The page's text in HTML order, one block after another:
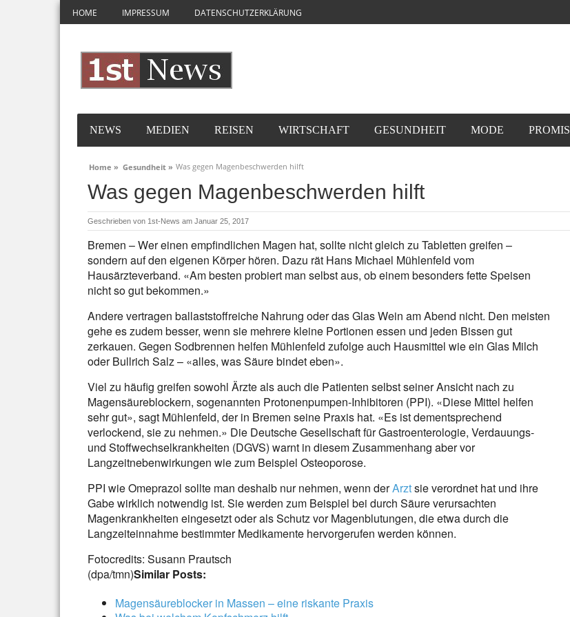
HOME IMPRESSUM DATENSCHUTZERKLÄRUNG
NEWS MEDIEN REISEN WIRTSCHAFT GESUNDHEIT MODE PROMIS
Home » Gesundheit » Was gegen Magenbeschwerden hilft
Was gegen Magenbeschwerden hilft
Geschrieben von 1st-News am Januar 25, 2017
Bremen – Wer einen empfindlichen Magen hat, sollte nicht gleich zu Tabletten greifen –
sondern auf den eigenen Körper hören. Dazu rät Hans Michael Mühlenfeld vom
Hausärzteverband. «Am besten probiert man selbst aus, ob einem besonders fette Speisen
nicht so gut bekommen.»
Andere vertragen ballaststoffreiche Nahrung oder das Glas Wein am Abend nicht. Den meisten
gehe es zudem besser, wenn sie mehrere kleine Portionen essen und jeden Bissen gut
zerkauen. Gegen Sodbrennen helfen Mühlenfeld zufolge auch Hausmittel wie ein Glas Milch
oder Bullrich Salz – «alles, was Säure bindet eben».
Viel zu häufig greifen sowohl Ärzte als auch die Patienten selbst seiner Ansicht nach zu
Magensäureblockern, sogenannten Protonenpumpen-Inhibitoren (PPI). «Diese Mittel helfen
sehr gut», sagt Mühlenfeld, der in Bremen seine Praxis hat. «Es ist dementsprechend
verlockend, sie zu nehmen.» Die Deutsche Gesellschaft für Gastroenterologie, Verdauungs-
und Stoffwechselkrankheiten (DGVS) warnt in diesem Zusammenhang aber vor
Langzeitnebenwirkungen wie zum Beispiel Osteoporose.
PPI wie Omeprazol sollte man deshalb nur nehmen, wenn derArztsie verordnet hat und ihre
Gabe wirklich notwendig ist. Sie werden zum Beispiel bei durch Säure verursachten
Magenkrankheiten eingesetzt oder als Schutz vor Magenblutungen, die etwa durch die
Langzeiteinnahme bestimmter Medikamente hervorgerufen werden können.
Fotocredits: Susann Prautsch
(dpa/tmn)Similar Posts:
Magensäureblocker in Massen – eine riskante Praxis